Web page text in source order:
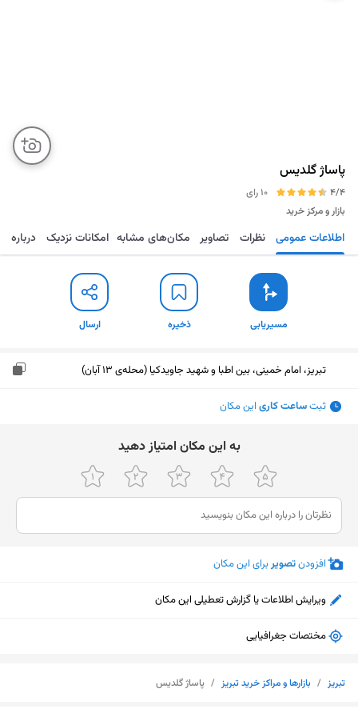
پاساژ گلدیس
4/4
10 رای
بازار و مرکز خرید
مسیریابی ذخیره ارسال اطلاعات عمومی نظرات تصاویر مکان‌های مشابه امکانات نزدیک درباره
مسیریابی ذخیره ارسال
تبریز، امام خمینی، بین اطبا و شهید جاویدکیا (محله‌ی ۱۳ آبان)
ثبتساعت کاری این مکان
ﺑﻪ اﯾﻦ ﻣﮑﺎن اﻣﺘﯿﺎز دﻫﯿﺪ
افزودنتصویربرای این مکان
ویرایش اطلاعات یا گزارش تعطیلی این مکان
مختصات جغرافیایی
تبریز / بازارها و مراکز خرید تبریز / پاساژ گلدیس